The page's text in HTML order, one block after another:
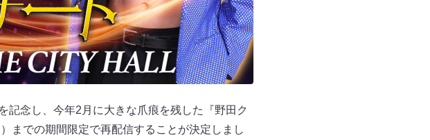
記念し、今年2月に大きな爪痕を残した『野田ク
までの期間限定で再配信することが決定しまし